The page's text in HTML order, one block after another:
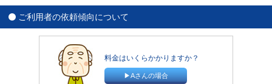
ご利用者の依頼傾向について
料金はいくらかかりますか？
▶Aさんの場合